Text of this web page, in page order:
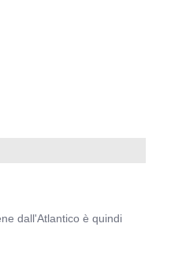
dall'Atlantico è quindi